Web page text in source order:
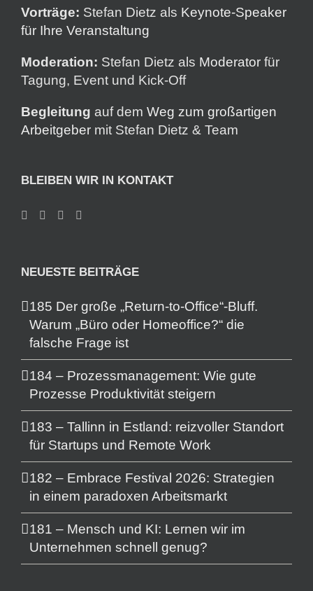
Vorträge: Stefan Dietz als Keynote-Speaker
für Ihre Veranstaltung
Moderation: Stefan Dietz als Moderator für
Tagung, Event und Kick-Off
Begleitung auf dem Weg zum großartigen
Arbeitgeber mit Stefan Dietz & Team
BLEIBEN WIR IN KONTAKT
NEUESTE BEITRÄGE
185 Der große „Return-to-Office“-Bluff.
Warum „Büro oder Homeoffice?“ die
falsche Frage ist
184 – Prozessmanagement: Wie gute
Prozesse Produktivität steigern
183 – Tallinn in Estland: reizvoller Standort
für Startups und Remote Work
182 – Embrace Festival 2026: Strategien
in einem paradoxen Arbeitsmarkt
181 – Mensch und KI: Lernen wir im
Unternehmen schnell genug?